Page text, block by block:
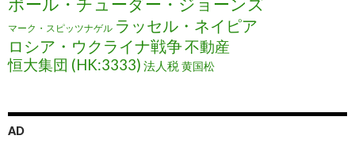
マーク・スピッツナゲル ラッセル・ネイピア
ロシア・ウクライナ戦争不動産
恒大集団 (HK:3333) 法人税黄国松
AD